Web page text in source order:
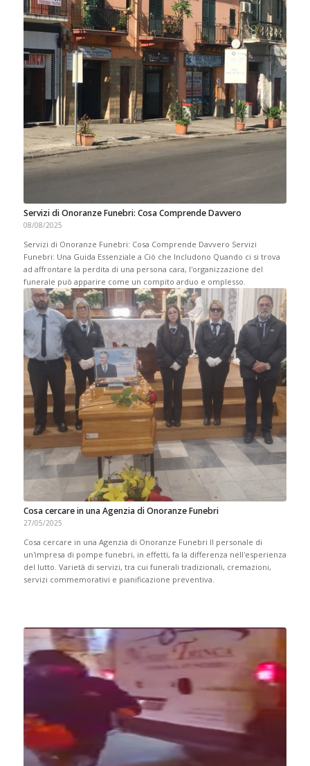
Servizi di Onoranze Funebri: Cosa Comprende Davvero
08/08/2025
Servizi di Onoranze Funebri: Cosa Comprende Davvero Servizi
Funebri: Una Guida Essenziale a Ciò che Includono Quando ci si trova
ad affrontare la perdita di una persona cara, l'organizzazione del
funerale può apparire come un compito arduo e omplesso.
Cosa cercare in una Agenzia di Onoranze Funebri
27/05/2025
Cosa cercare in una Agenzia di Onoranze Funebri Il personale di
un'impresa di pompe funebri, in effetti, fa la differenza nell'esperienza
del lutto. Varietà di servizi, tra cui funerali tradizionali, cremazioni,
servizi commemorativi e pianificazione preventiva.